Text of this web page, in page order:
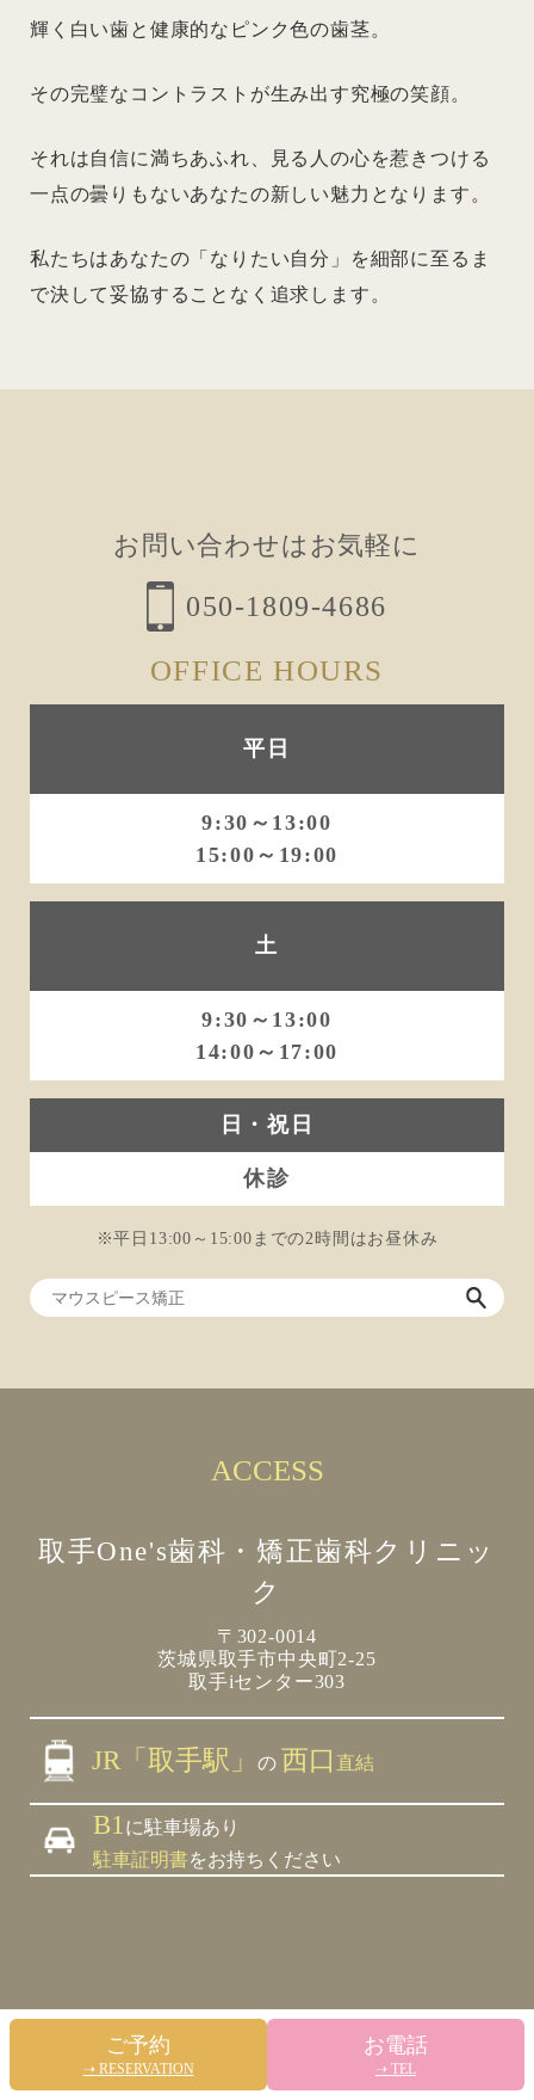
輝く白い歯と健康的なピンク色の歯茎。
その完璧なコントラストが生み出す究極の笑顔。
それは自信に満ちあふれ、見る人の心を惹きつける
一点の曇りもないあなたの新しい魅力となります。
私たちはあなたの「なりたい自分」を細部に至るま
で決して妥協することなく追求します。
お問い合わせはお気軽に
050-1809-4686
OFFICE HOURS
平日
9:30～13:00
15:00～19:00
土
9:30～13:00
14:00～17:00
日・祝日
休診
※平日13:00～15:00までの2時間はお昼休み
ACCESS
取手One's歯科・矯正歯科クリニッ
ク
〒302-0014
茨城県取手市中央町2-25
取手iセンター303
JR「取手駅」 の 西口 直結
B1に駐車場あり
駐車証明書をお持ちください
ご予約
➝ RESERVATION
お電話
➝ TEL